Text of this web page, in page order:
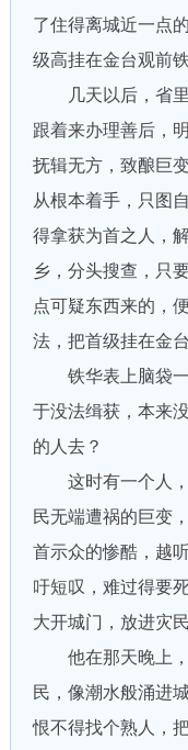
了住得离城近一点
级高挂在金台观前
几天以后，省里
跟着来办理善后，
抚辑无方，致酿巨
从根本着手，只图
得拿获为首之人，
乡，分头搜查，只
点可疑东西来的，
法，把首级挂在金
铁华表上脑袋一
于没法缉获，本来
的人去？
这时有一个人，
民无端遭祸的巨变
首示众的惨酷，越
吁短叹，难过得要
大开城门，放进灾
他在那天晚上，
民，像潮水般涌进
恨不得找个熟人，